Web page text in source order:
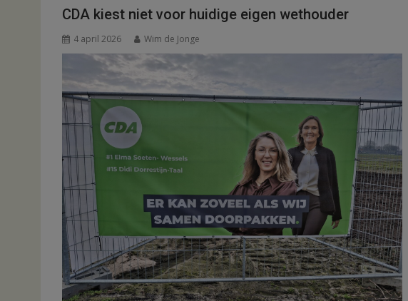
CDA kiest niet voor huidige eigen wethouder
4 april 2026 Wim de Jonge